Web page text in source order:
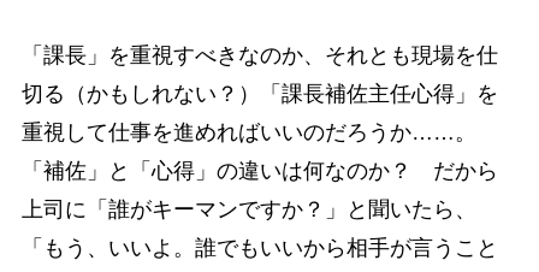
「課長」を重視すべきなのか、それとも現場を仕
切る（かもしれない？）「課長補佐主任心得」を
重視して仕事を進めればいいのだろうか……。
「補佐」と「心得」の違いは何なのか？ だから
上司に「誰がキーマンですか？」と聞いたら、
「もう、いいよ。誰でもいいから相手が言うこと